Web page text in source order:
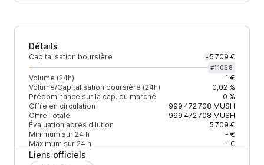
Détails
Capitalisation boursière - 5 709 €
#11068
Volume (24h)
1 €
Volume/Capitalisation boursière (24h)
0,02 %
Prédominance sur la cap. du marché
0 %
Offre en circulation
999 472 708 MUSH
Offre Totale
999 472 708 MUSH
Évaluation après dilution
5 709 €
Minimum sur 24 h
- €
Maximum sur 24 h
- €
Liens officiels